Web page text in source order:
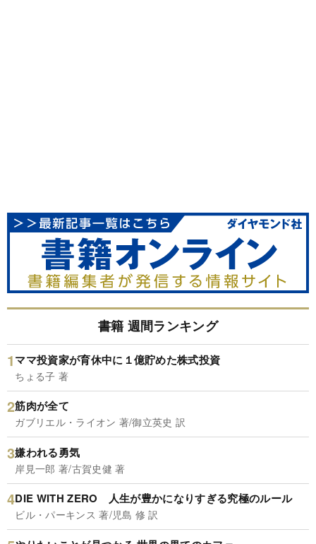
書籍 週間ランキング
ママ投資家が育休中に１億貯めた株式投資
ちょる子 著
筋肉が全て
ガブリエル・ライオン 著/御立英史 訳
嫌われる勇気
岸見一郎 著/古賀史健 著
DIE WITH ZERO 人生が豊かになりすぎる究極のルール
ビル・パーキンス 著/児島 修 訳